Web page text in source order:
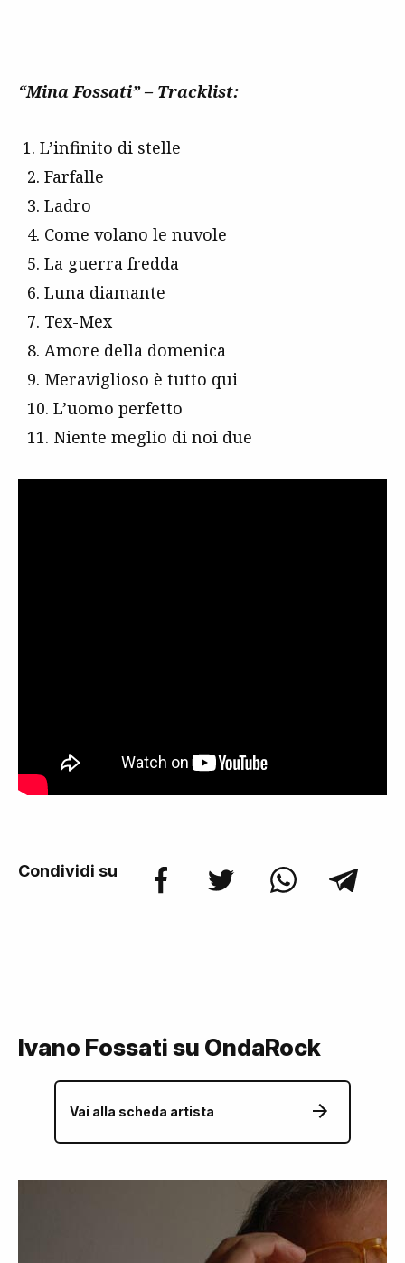
“Mina Fossati” – Tracklist:
1. L’infinito di stelle
2. Farfalle
3. Ladro
4. Come volano le nuvole
5. La guerra fredda
6. Luna diamante
7. Tex-Mex
8. Amore della domenica
9. Meraviglioso è tutto qui
10. L’uomo perfetto
11. Niente meglio di noi due
Condividi su
Ivano Fossati su OndaRock
Vai alla scheda artista